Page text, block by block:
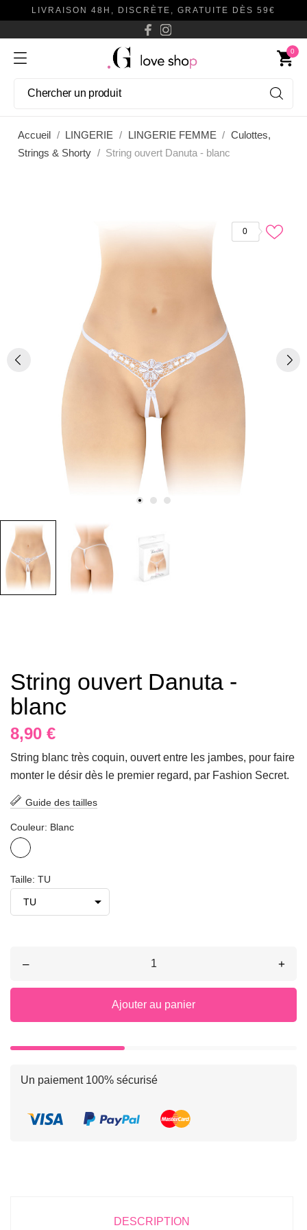
LIVRAISON 48H, DISCRÈTE, GRATUITE DÈS 59€
shopping_cart
0
Accueil LINGERIE LINGERIE FEMME
Culottes,
Strings & Shorty
String ouvert Danuta - blanc
0
String ouvert Danuta -
blanc
8,90 €
String blanc très coquin, ouvert entre les jambes, pour faire
monter le désir dès le premier regard, par Fashion Secret.
Guide des tailles
Couleur: Blanc
Blanc
Taille: TU
– +
Ajouter au panier
Un paiement 100% sécurisé
DESCRIPTION